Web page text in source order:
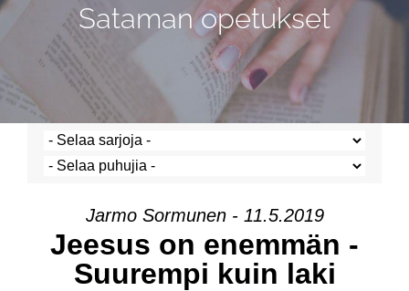
Sataman opetukset
Jarmo Sormunen - 11.5.2019
Jeesus on enemmän -
Suurempi kuin laki